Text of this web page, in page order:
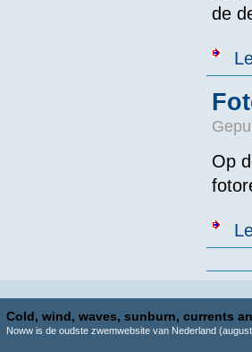
de
Op
Cold, wind, waves, sunburn, currents
Noww is de oudste zwemwebsite van Nederland